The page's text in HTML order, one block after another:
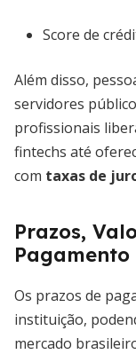
Score de
Além disso,
servidores
profissionais
fintechs até
com taxas de
Prazos,
Pagamento
Os prazos de
instituição,
mercado